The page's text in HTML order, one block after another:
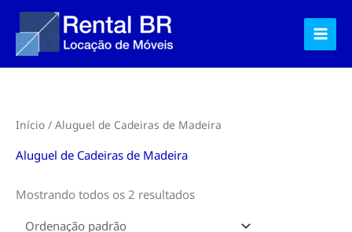
para
conteúdo
Início / Aluguel de Cadeiras de Madeira
Aluguel de Cadeiras de Madeira
Mostrando todos os 2 resultados